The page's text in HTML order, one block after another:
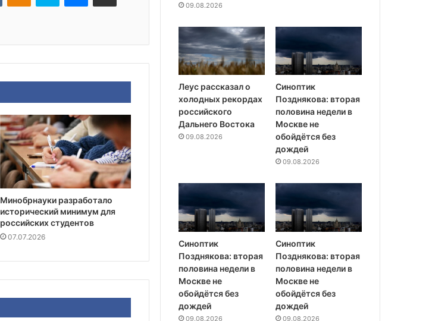
Минобрнауки разработало
исторический минимум для
российских студентов
07.07.2026
09.08.2026
Леус рассказал о
холодных рекордах
российского
Дальнего Востока
09.08.2026
Синоптик
Позднякова: вторая
половина недели в
Москве не
обойдётся без
дождей
09.08.2026
Синоптик
Позднякова: вторая
половина недели в
Москве не
обойдётся без
дождей
09.08.2026
Синоптик
Позднякова: вторая
половина недели в
Москве не
обойдётся без
дождей
09.08.2026